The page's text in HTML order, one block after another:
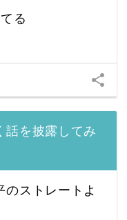
る
share
話を披露してみ
ストレートよ